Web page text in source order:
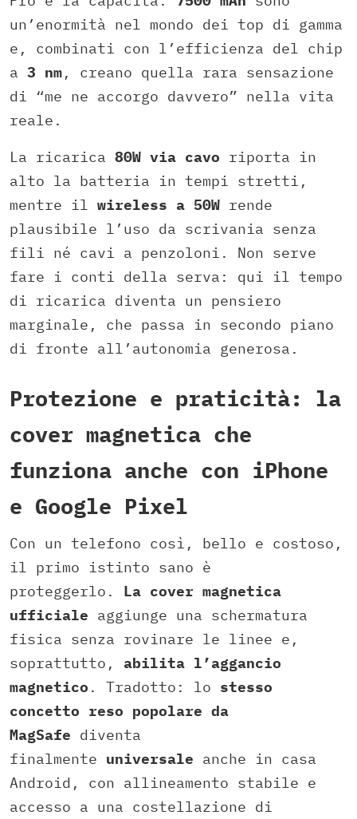
un’enormità nel mondo dei top di gamma
e, combinati con l’efficienza del chip
a 3 nm, creano quella rara sensazione
di “me ne accorgo davvero” nella vita
reale.
La ricarica 80W via cavo riporta in
alto la batteria in tempi stretti,
mentre il wireless a 50W rende
plausibile l’uso da scrivania senza
fili né cavi a penzoloni. Non serve
fare i conti della serva: qui il tempo
di ricarica diventa un pensiero
marginale, che passa in secondo piano
di fronte all’autonomia generosa.
Protezione e praticità: la
cover magnetica che
funziona anche con iPhone
e Google Pixel
Con un telefono così, bello e costoso,
il primo istinto sano è
proteggerlo. La cover magnetica
ufficiale aggiunge una schermatura
fisica senza rovinare le linee e,
soprattutto, abilita l’aggancio
magnetico . Tradotto: lo stesso
concetto reso popolare da
MagSafe diventa
finalmente universale anche in casa
Android, con allineamento stabile e
accesso a una costellazione di